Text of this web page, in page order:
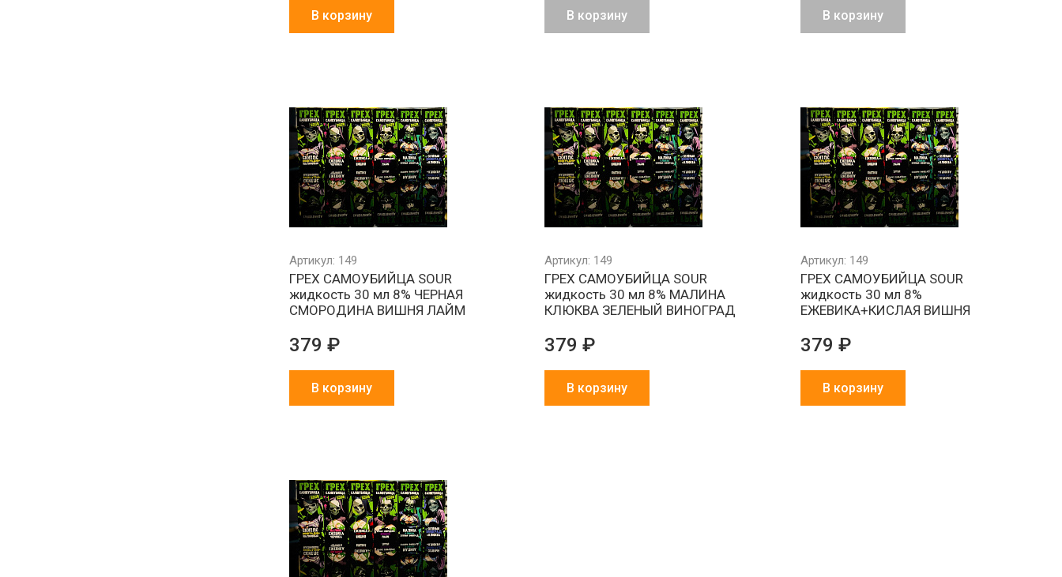
В корзину В корзину В корзину
Артикул: 149
ГРЕХ САМОУБИЙЦА SOUR
жидкость 30 мл 8% ЧЕРНАЯ
СМОРОДИНА ВИШНЯ ЛАЙМ
379 ₽
В корзину
Артикул: 149
ГРЕХ САМОУБИЙЦА SOUR
жидкость 30 мл 8% МАЛИНА
КЛЮКВА ЗЕЛЕНЫЙ ВИНОГРАД
379 ₽
В корзину
Артикул: 149
ГРЕХ САМОУБИЙЦА SOUR
жидкость 30 мл 8%
ЕЖЕВИКА+КИСЛАЯ ВИШНЯ
379 ₽
В корзину